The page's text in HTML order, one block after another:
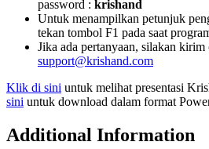
password : krishand
Untuk menampilkan petunjuk
tekan tombol F1 pada saat
Jika ada pertanyaan, silakan kirim
support@krishand.com
Klik di sini untuk melihat presentasi
sini untuk download dalam format
Additional Information